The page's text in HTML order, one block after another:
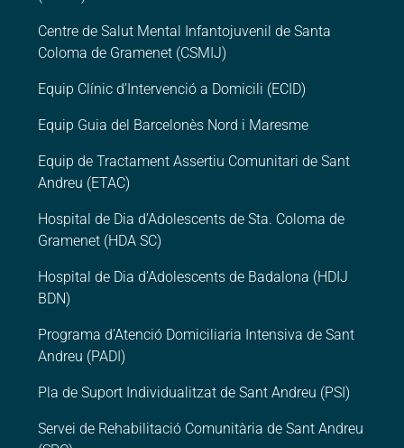
Centre de Salut Mental Infantojuvenil de Santa
Coloma de Gramenet (CSMIJ)
Equip Clínic d’Intervenció a Domicili (ECID)
Equip Guia del Barcelonès Nord i Maresme
Equip de Tractament Assertiu Comunitari de Sant
Andreu (ETAC)
Hospital de Dia d’Adolescents de Sta. Coloma de
Gramenet (HDA SC)
Hospital de Dia d’Adolescents de Badalona (HDIJ
BDN)
Programa d’Atenció Domiciliaria Intensiva de Sant
Andreu (PADI)
Pla de Suport Individualitzat de Sant Andreu (PSI)
Servei de Rehabilitació Comunitària de Sant Andreu